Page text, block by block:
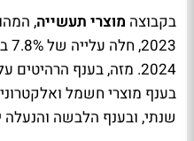
בקבוצה מוצרי תעשייה
שנתי, ובענף הלבשה והנעלה ירידה של